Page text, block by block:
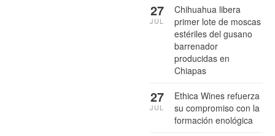
Chihuahua libera
primer lote de moscas
estériles del gusano
barrenador
producidas en
Chiapas
27
JUL
Ethica Wines refuerza
su compromiso con la
formación enológica
27
JUL